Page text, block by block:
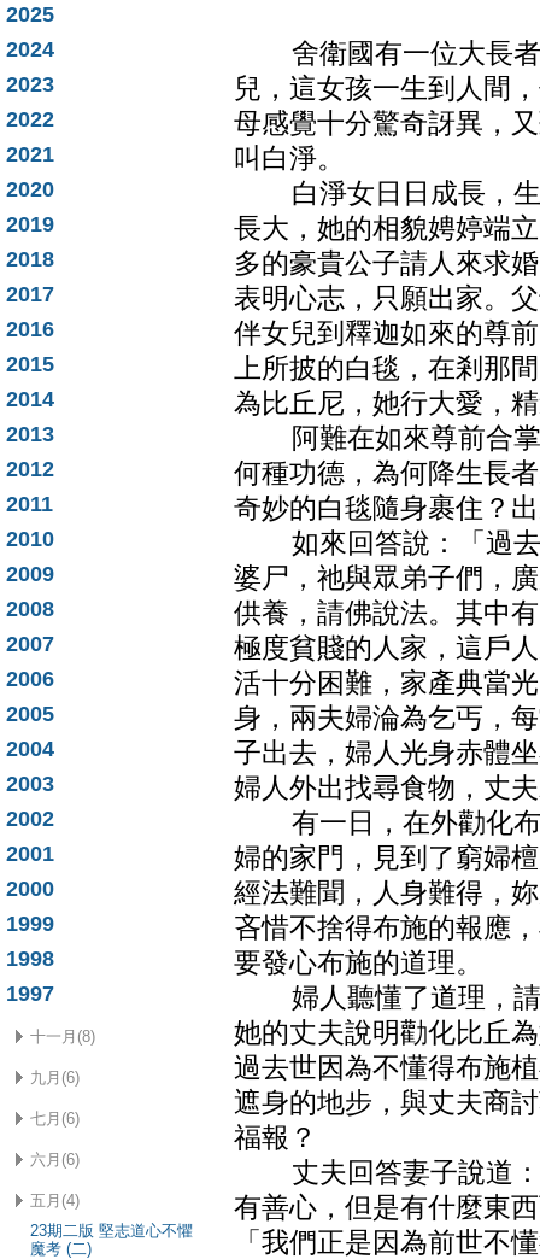
2025
2024
2023
2022
2021
2020
2019
2018
2017
2016
2015
2014
2013
2012
2011
2010
2009
2008
2007
2006
2005
2004
2003
2002
2001
2000
1999
1998
1997
十一月(8)
九月(6)
七月(6)
六月(6)
五月(4)
23期二版 堅志道心不懼
魔考 (二)
舍衛國有一位大長者
兒，這女孩一生到人間
母感覺十分驚奇訝異，
叫白淨。
白淨女日日成長，生
長大，她的相貌娉婷端
多的豪貴公子請人來求
表明心志，只願出家。
伴女兒到釋迦如來的尊
上所披的白毯，在剎那
為比丘尼，她行大愛，
阿難在如來尊前合掌
何種功德，為何降生長
奇妙的白毯隨身裹住？
如來回答說：「過去
婆尸，祂與眾弟子們，
供養，請佛說法。其中
極度貧賤的人家，這戶
活十分困難，家產典當
身，兩夫婦淪為乞丐，
子出去，婦人光身赤體
婦人外出找尋食物，丈
有一日，在外勸化布
婦的家門，見到了窮婦
經法難聞，人身難得，
吝惜不捨得布施的報應
要發心布施的道理。
婦人聽懂了道理，請
她的丈夫說明勸化比丘
過去世因為不懂得布施
遮身的地步，與丈夫商
福報？
丈夫回答妻子說道：
有善心，但是有什麼東
「我們正是因為前世不